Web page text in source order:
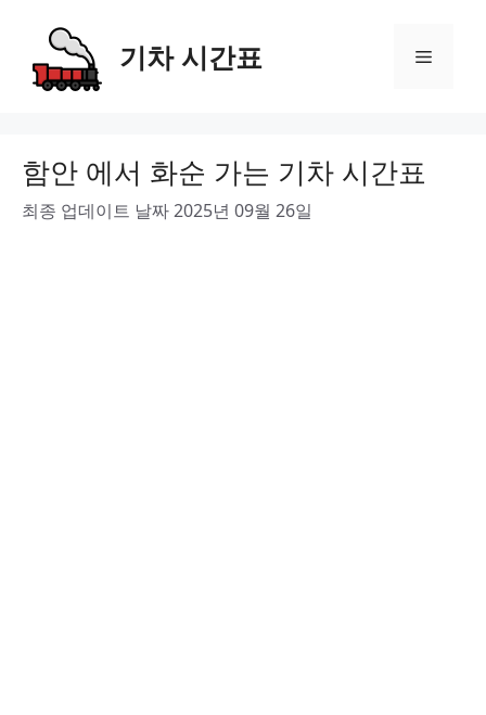
content
기차 시간표 Menu
함안 에서 화순 가는 기차 시간표
최종 업데이트 날짜 2025년 09월 26일